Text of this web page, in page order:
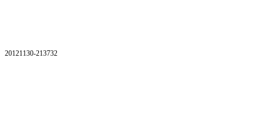
20121130-213732